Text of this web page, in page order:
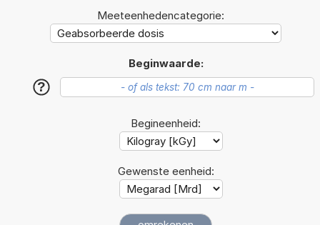
Meeteenhedencategorie:
Beginwaarde:
?
Begineenheid:
Gewenste eenheid: